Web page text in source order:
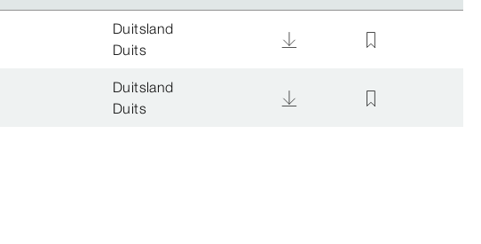
Duitsland
Duits
Duitsland
Duits